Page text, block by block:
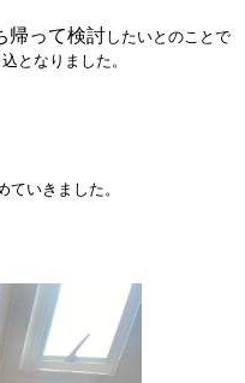
帰って検討したいとのことで
となりました。
いきました。